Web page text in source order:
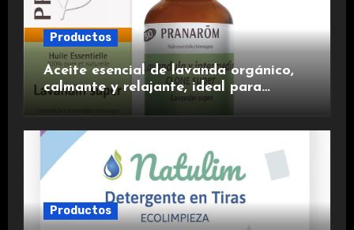
Productos
Aceite esencial de lavanda orgánico,
calmante y relajante, ideal para
Productos